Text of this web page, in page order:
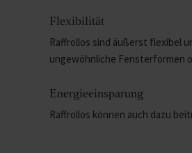
Flexibilität
Raffrollos sind äußerst flexibel
ungewöhnliche Fensterformen
Energieeinsparung
Raffrollos können auch dazu